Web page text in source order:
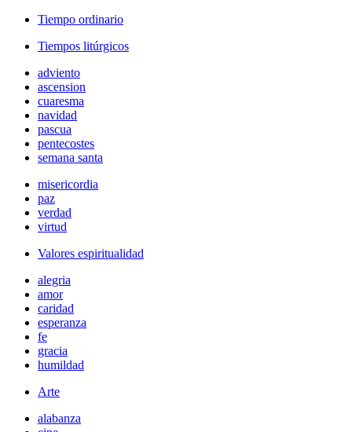
Tiempo ordinario
Tiempos litúrgicos
adviento
ascension
cuaresma
navidad
pascua
pentecostes
semana santa
misericordia
paz
verdad
virtud
Valores espiritualidad
alegria
amor
caridad
esperanza
fe
gracia
humildad
Arte
alabanza